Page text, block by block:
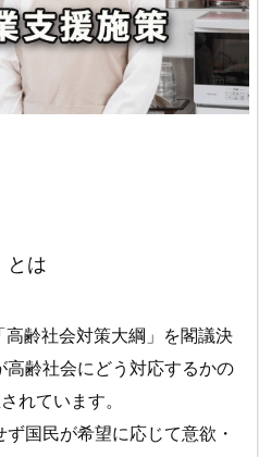
とは
齢社会対策大綱」を閣議決
齢社会にどう対応するかの
れています。
国民が希望に応じて意欲・